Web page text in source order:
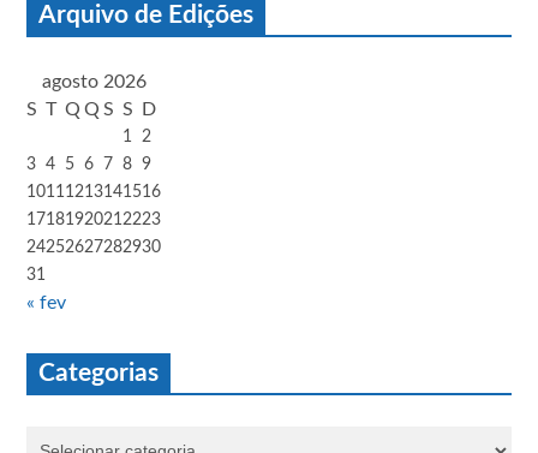
Arquivo de Edições
agosto 2026
S T Q Q S S D
1
2
3 4 5 6 7 8 9
1011 1213141516
1718192021 2223
24252627282930
31
« fev
Categorias